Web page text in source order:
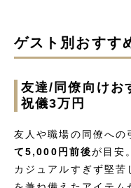
ゲスト別おすす
友達/同僚向けお
祝儀3万円
友人や職場の同僚への
て5,000円前後が目安。
カジュアルすぎず堅苦